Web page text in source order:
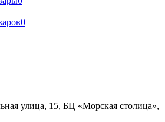
0
улица, 15, БЦ «Морская столица»,